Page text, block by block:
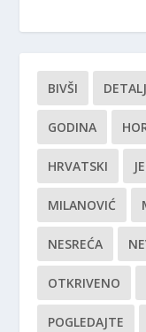
BIVŠI
GODINA
HRVATSKI
MILANOVIĆ
NESREĆA
OTKRIVENO
POGLEDAJTE